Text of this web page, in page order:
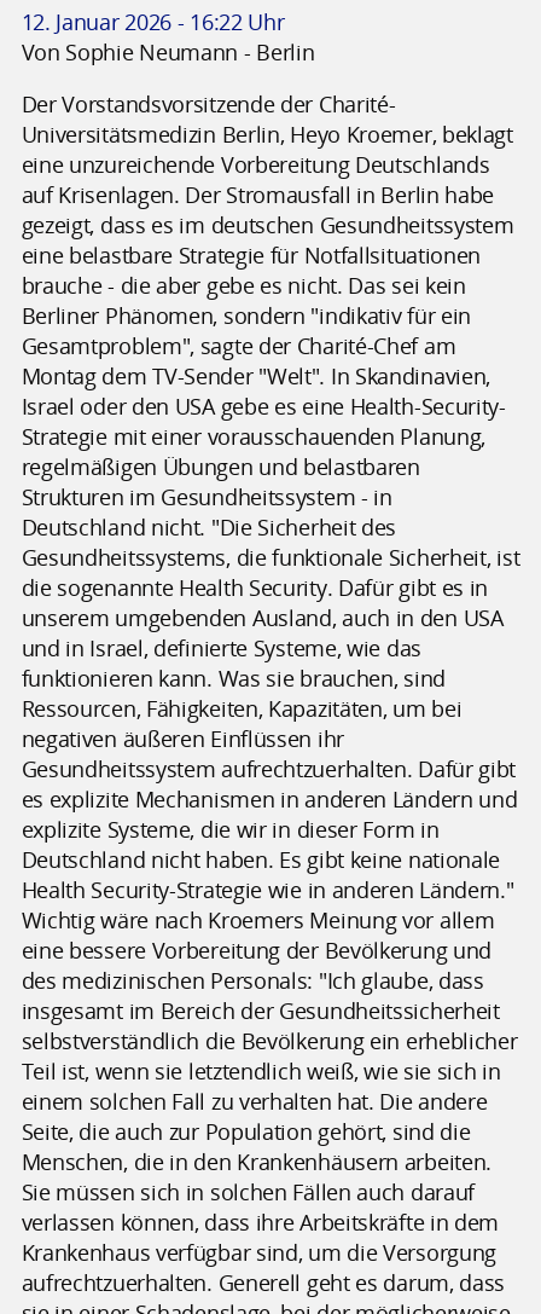
12. Januar 2026 - 16:22 Uhr
Von Sophie Neumann - Berlin
Der Vorstandsvorsitzende der Charité-
Universitätsmedizin Berlin, Heyo Kroemer, beklagt
eine unzureichende Vorbereitung Deutschlands
auf Krisenlagen. Der Stromausfall in Berlin habe
gezeigt, dass es im deutschen Gesundheitssystem
eine belastbare Strategie für Notfallsituationen
brauche - die aber gebe es nicht. Das sei kein
Berliner Phänomen, sondern "indikativ für ein
Gesamtproblem", sagte der Charité-Chef am
Montag dem TV-Sender "Welt". In Skandinavien,
Israel oder den USA gebe es eine Health-Security-
Strategie mit einer vorausschauenden Planung,
regelmäßigen Übungen und belastbaren
Strukturen im Gesundheitssystem - in
Deutschland nicht. "Die Sicherheit des
Gesundheitssystems, die funktionale Sicherheit, ist
die sogenannte Health Security. Dafür gibt es in
unserem umgebenden Ausland, auch in den USA
und in Israel, definierte Systeme, wie das
funktionieren kann. Was sie brauchen, sind
Ressourcen, Fähigkeiten, Kapazitäten, um bei
negativen äußeren Einflüssen ihr
Gesundheitssystem aufrechtzuerhalten. Dafür gibt
es explizite Mechanismen in anderen Ländern und
explizite Systeme, die wir in dieser Form in
Deutschland nicht haben. Es gibt keine nationale
Health Security-Strategie wie in anderen Ländern."
Wichtig wäre nach Kroemers Meinung vor allem
eine bessere Vorbereitung der Bevölkerung und
des medizinischen Personals: "Ich glaube, dass
insgesamt im Bereich der Gesundheitssicherheit
selbstverständlich die Bevölkerung ein erheblicher
Teil ist, wenn sie letztendlich weiß, wie sie sich in
einem solchen Fall zu verhalten hat. Die andere
Seite, die auch zur Population gehört, sind die
Menschen, die in den Krankenhäusern arbeiten.
Sie müssen sich in solchen Fällen auch darauf
verlassen können, dass ihre Arbeitskräfte in dem
Krankenhaus verfügbar sind, um die Versorgung
aufrechtzuerhalten. Generell geht es darum, dass